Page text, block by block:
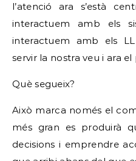
l’atenció ara s’està
interactuem amb els
interactuem amb els
servir la nostra veu i ara el
Què segueix?
Això marca només el
més gran es produirà
decisions i emprendre